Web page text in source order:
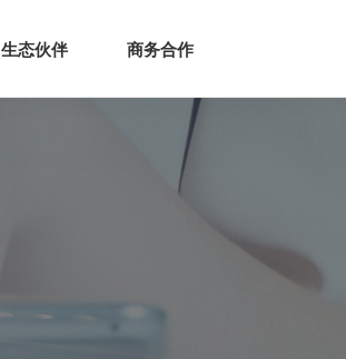
新闻资讯 生态伙伴
生态伙伴 商务合作